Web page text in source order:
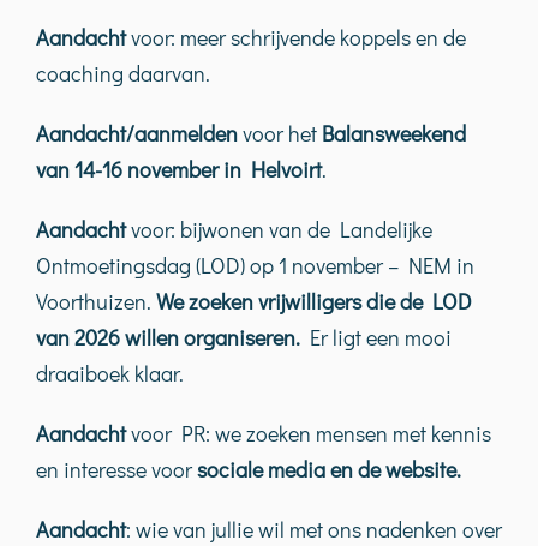
Aandachtvoor: meer schrijvende koppels en de
coaching daarvan.
Aandacht/aanmeldenvoor het Balansweekend
van 14-16 november in Helvoirt.
Aandachtvoor: bijwonen van de Landelijke
Ontmoetingsdag (LOD) op 1 november – NEM in
Voorthuizen. We zoeken vrijwilligers die de LOD
van 2026 willen organiseren. Er ligt een mooi
draaiboek klaar.
Aandachtvoor PR: we zoeken mensen met kennis
en interesse voorsociale media en de website.
Aandacht: wie van jullie wil met ons nadenken over